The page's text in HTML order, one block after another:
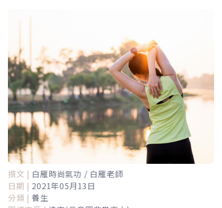
撰文 | 白雁時尚氣功 / 白雁老師
日期 | 2021年05月13日
分類 | 養生